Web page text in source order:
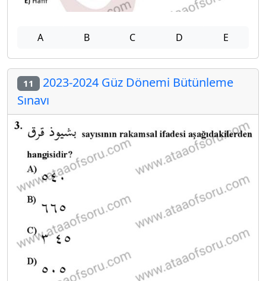
A B C D E
11 2023-2024 Güz Dönemi Bütünleme
Sınavı